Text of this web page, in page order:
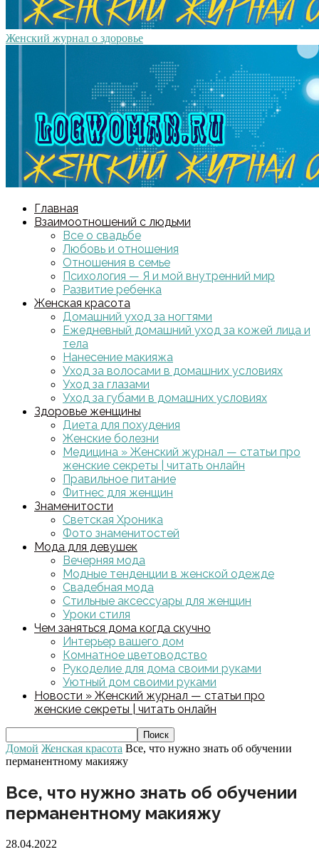
Женский журнал о здоровье
Главная
Взаимоотношений с людьми
Все о свадьбе
Любовь и отношения
Отношения в семье
Психология — Я и мой внутренний мир
Развитие ребенка
Женская красота
Домашний уход за ногтями
Ежедневный домашний уход за кожей лица и
тела
Нанесение макияжа
Уход за волосами в домашних условиях
Уход за глазами
Уход за губами в домашних условиях
Здоровье женщины
Диета для похудения
Женские болезни
Медицина » Женский журнал — статьи про
женские секреты | читать онлайн
Правильное питание
Фитнес для женщин
Знаменитости
Светская Хроника
Фото знаменитостей
Мода для девушек
Вечерняя мода
Модные тенденции в женской одежде
Свадебная мода
Стильные аксессуары для женщин
Уроки стиля
Чем заняться дома когда скучно
Интерьер вашего дом
Комнатное цветоводство
Рукоделие для дома своими руками
Уютный дом своими руками
Новости » Женский журнал — статьи про
женские секреты | читать онлайн
Домой Женская красота Все, что нужно знать об обучении
перманентному макияжу
Все, что нужно знать об обучении
перманентному макияжу
28.04.2022